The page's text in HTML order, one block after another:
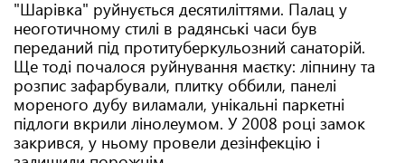
"Шарівка" руйнується десятиліттями. Палац у
неоготичному стилі в радянські часи був
переданий під протитуберкульозний санаторій.
Ще тоді почалося руйнування маєтку: ліпнину та
розпис зафарбували, плитку оббили, панелі
мореного дубу виламали, унікальні паркетні
підлоги вкрили лінолеумом. У 2008 році замок
закрився, у ньому провели дезінфекцію і